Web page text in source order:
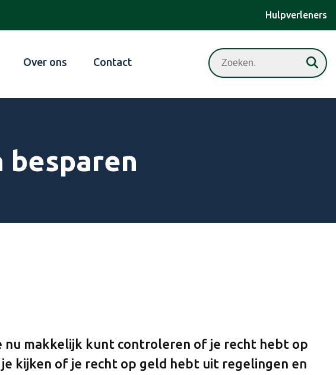
Hulpverleners
Over ons Contact Zoeken
nu makkelijk kunt controleren of je recht hebt op
kijken of je recht op geld hebt uit regelingen en